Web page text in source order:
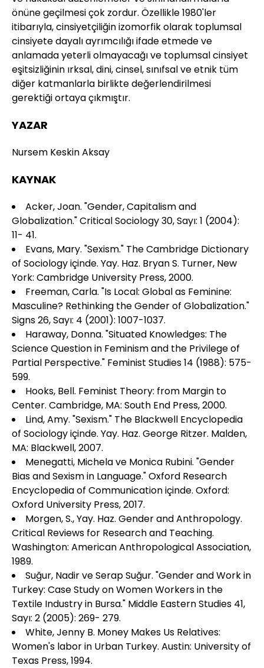
önüne geçilmesi çok zordur. Özellikle 1980'ler
itibarıyla, cinsiyetçiliğin izomorfik olarak toplumsal
cinsiyete dayalı ayrımcılığı ifade etmede ve
anlamada yeterli olmayacağı ve toplumsal cinsiyet
eşitsizliğinin ırksal, dini, cinsel, sınıfsal ve etnik tüm
diğer katmanlarla birlikte değerlendirilmesi
gerektiği ortaya çıkmıştır.
YAZAR
Nursem Keskin Aksay
KAYNAK
Acker, Joan. "Gender, Capitalism and
Globalization." Critical Sociology 30, Sayı: 1 (2004):
11- 41.
Evans, Mary. "Sexism." The Cambridge Dictionary
of Sociology içinde. Yay. Haz. Bryan S. Turner, New
York: Cambridge University Press, 2000.
Freeman, Carla. "Is Local: Global as Feminine:
Masculine? Rethinking the Gender of Globalization."
Signs 26, Sayı: 4 (2001): 1007-1037.
Haraway, Donna. "Situated Knowledges: The
Science Question in Feminism and the Privilege of
Partial Perspective." Feminist Studies 14 (1988): 575-
599.
Hooks, Bell. Feminist Theory: from Margin to
Center. Cambridge, MA: South End Press, 2000.
Lind, Amy. "Sexism." The Blackwell Encyclopedia
of Sociology içinde. Yay. Haz. George Ritzer. Malden,
MA: Blackwell, 2007.
Menegatti, Michela ve Monica Rubini. "Gender
Bias and Sexism in Language." Oxford Research
Encyclopedia of Communication içinde. Oxford:
Oxford University Press, 2017.
Morgen, S., Yay. Haz. Gender and Anthropology.
Critical Reviews for Research and Teaching.
Washington: American Anthropological Association,
1989.
Suğur, Nadir ve Serap Suğur. "Gender and Work in
Turkey: Case Study on Women Workers in the
Textile Industry in Bursa." Middle Eastern Studies 41,
Sayı: 2 (2005): 269- 279.
White, Jenny B. Money Makes Us Relatives:
Women's labor in Urban Turkey. Austin: University of
Texas Press, 1994.